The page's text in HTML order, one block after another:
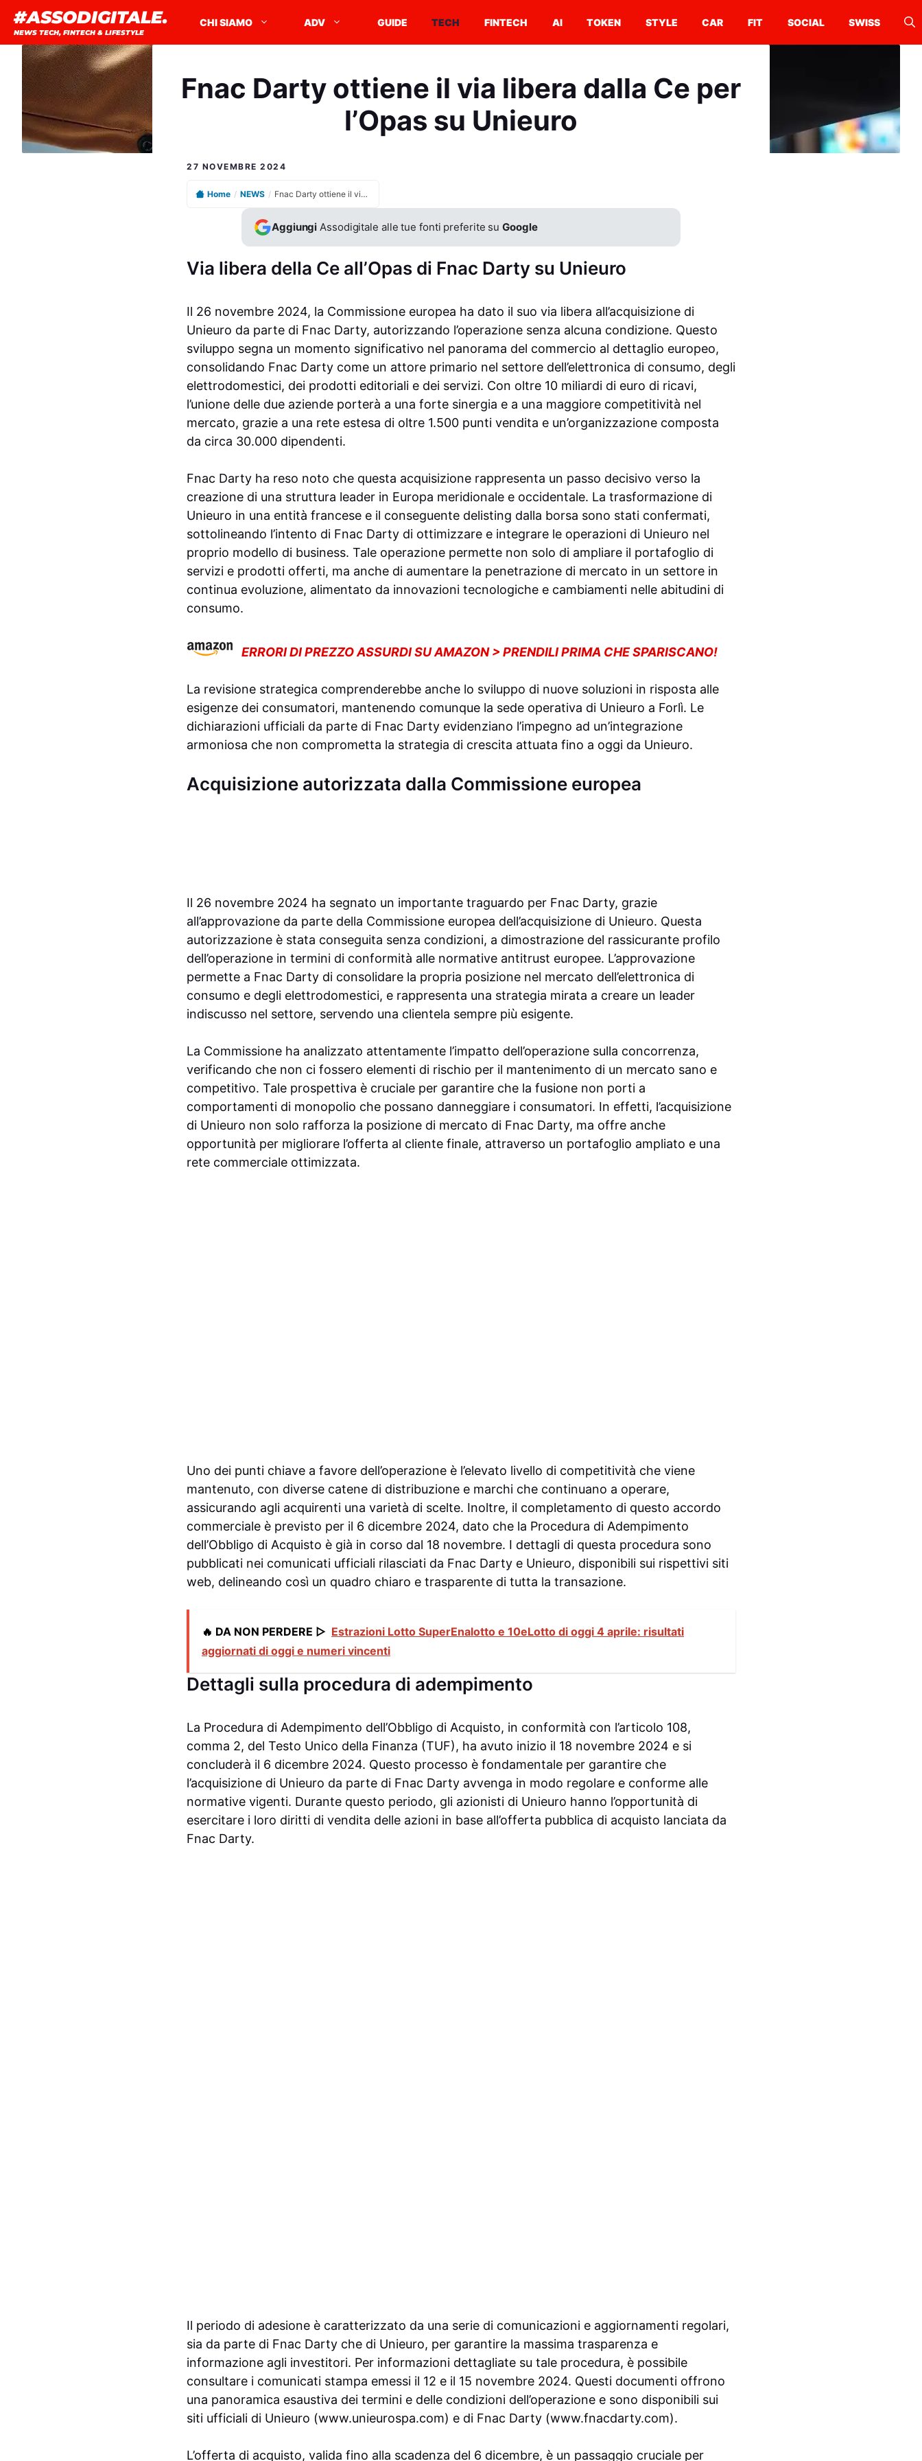
contenuto
#ASSODIGITALE.
NEWS TECH, FINTECH & LIFESTYLE
CHI SIAMO ADV GUIDE TECH FINTECH AI TOKEN STYLE CAR FIT SOCIAL SWISS
Fnac Darty ottiene il via libera dalla Ce per
l’Opas su Unieuro
27 NOVEMBRE 2024
Home / NEWS / Fnac Darty ottiene il via libera dalla Ce per l’Opas su Unieuro
Aggiungi Assodigitale alle tue fonti preferite suGoogle
Via libera della Ce all’Opas di Fnac Darty su Unieuro
Il 26 novembre 2024, la Commissione europea ha dato il suo via libera all’acquisizione di
Unieuro da parte di Fnac Darty, autorizzando l’operazione senza alcuna condizione. Questo
sviluppo segna un momento significativo nel panorama del commercio al dettaglio europeo,
consolidando Fnac Darty come un attore primario nel settore dell’elettronica di consumo, degli
elettrodomestici, dei prodotti editoriali e dei servizi. Con oltre 10 miliardi di euro di ricavi,
l’unione delle due aziende porterà a una forte sinergia e a una maggiore competitività nel
mercato, grazie a una rete estesa di oltre 1.500 punti vendita e un’organizzazione composta
da circa 30.000 dipendenti.
Fnac Darty ha reso noto che questa acquisizione rappresenta un passo decisivo verso la
creazione di una struttura leader in Europa meridionale e occidentale. La trasformazione di
Unieuro in una entità francese e il conseguente delisting dalla borsa sono stati confermati,
sottolineando l’intento di Fnac Darty di ottimizzare e integrare le operazioni di Unieuro nel
proprio modello di business. Tale operazione permette non solo di ampliare il portafoglio di
servizi e prodotti offerti, ma anche di aumentare la penetrazione di mercato in un settore in
continua evoluzione, alimentato da innovazioni tecnologiche e cambiamenti nelle abitudini di
consumo.
ERRORI DI PREZZO ASSURDI SU AMAZON > PRENDILI PRIMA CHE SPARISCANO!
La revisione strategica comprenderebbe anche lo sviluppo di nuove soluzioni in risposta alle
esigenze dei consumatori, mantenendo comunque la sede operativa di Unieuro a Forlì. Le
dichiarazioni ufficiali da parte di Fnac Darty evidenziano l’impegno ad un’integrazione
armoniosa che non comprometta la strategia di crescita attuata fino a oggi da Unieuro.
Acquisizione autorizzata dalla Commissione europea
Il 26 novembre 2024 ha segnato un importante traguardo per Fnac Darty, grazie
all’approvazione da parte della Commissione europea dell’acquisizione di Unieuro. Questa
autorizzazione è stata conseguita senza condizioni, a dimostrazione del rassicurante profilo
dell’operazione in termini di conformità alle normative antitrust europee. L’approvazione
permette a Fnac Darty di consolidare la propria posizione nel mercato dell’elettronica di
consumo e degli elettrodomestici, e rappresenta una strategia mirata a creare un leader
indiscusso nel settore, servendo una clientela sempre più esigente.
La Commissione ha analizzato attentamente l’impatto dell’operazione sulla concorrenza,
verificando che non ci fossero elementi di rischio per il mantenimento di un mercato sano e
competitivo. Tale prospettiva è cruciale per garantire che la fusione non porti a
comportamenti di monopolio che possano danneggiare i consumatori. In effetti, l’acquisizione
di Unieuro non solo rafforza la posizione di mercato di Fnac Darty, ma offre anche
opportunità per migliorare l’offerta al cliente finale, attraverso un portafoglio ampliato e una
rete commerciale ottimizzata.
Uno dei punti chiave a favore dell’operazione è l’elevato livello di competitività che viene
mantenuto, con diverse catene di distribuzione e marchi che continuano a operare,
assicurando agli acquirenti una varietà di scelte. Inoltre, il completamento di questo accordo
commerciale è previsto per il 6 dicembre 2024, dato che la Procedura di Adempimento
dell’Obbligo di Acquisto è già in corso dal 18 novembre. I dettagli di questa procedura sono
pubblicati nei comunicati ufficiali rilasciati da Fnac Darty e Unieuro, disponibili sui rispettivi siti
web, delineando così un quadro chiaro e trasparente di tutta la transazione.
🔥 DA NON PERDERE ▷ Estrazioni Lotto SuperEnalotto e 10eLotto di oggi 4 aprile: risultati
aggiornati di oggi e numeri vincenti
Dettagli sulla procedura di adempimento
La Procedura di Adempimento dell’Obbligo di Acquisto, in conformità con l’articolo 108,
comma 2, del Testo Unico della Finanza (TUF), ha avuto inizio il 18 novembre 2024 e si
concluderà il 6 dicembre 2024. Questo processo è fondamentale per garantire che
l’acquisizione di Unieuro da parte di Fnac Darty avvenga in modo regolare e conforme alle
normative vigenti. Durante questo periodo, gli azionisti di Unieuro hanno l’opportunità di
esercitare i loro diritti di vendita delle azioni in base all’offerta pubblica di acquisto lanciata da
Fnac Darty.
Il periodo di adesione è caratterizzato da una serie di comunicazioni e aggiornamenti regolari,
sia da parte di Fnac Darty che di Unieuro, per garantire la massima trasparenza e
informazione agli investitori. Per informazioni dettagliate su tale procedura, è possibile
consultare i comunicati stampa emessi il 12 e il 15 novembre 2024. Questi documenti offrono
una panoramica esaustiva dei termini e delle condizioni dell’operazione e sono disponibili sui
siti ufficiali di Unieuro (www.unieurospa.com) e di Fnac Darty (www.fnacdarty.com).
L’offerta di acquisto, valida fino alla scadenza del 6 dicembre, è un passaggio cruciale per